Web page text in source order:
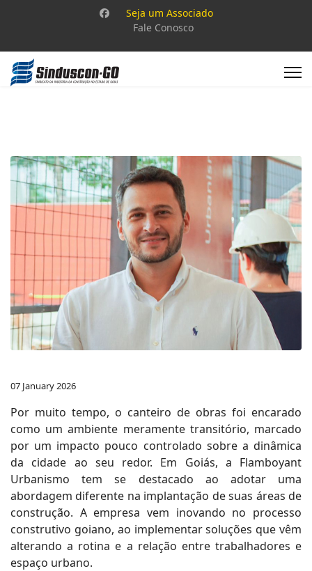
Seja um Associado
Fale Conosco
07 January 2026
Por muito tempo, o canteiro de obras foi encarado
como um ambiente meramente transitório, marcado
por um impacto pouco controlado sobre a dinâmica
da cidade ao seu redor. Em Goiás, a Flamboyant
Urbanismo tem se destacado ao adotar uma
abordagem diferente na implantação de suas áreas de
construção. A empresa vem inovando no processo
construtivo goiano, ao implementar soluções que vêm
alterando a rotina e a relação entre trabalhadores e
espaço urbano.